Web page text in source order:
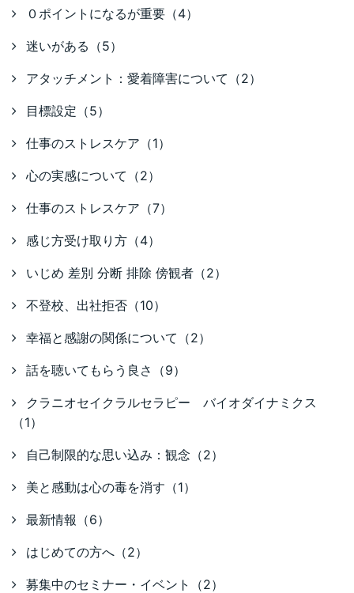
０ポイントになるが重要（4）
迷いがある（5）
アタッチメント：愛着障害について（2）
目標設定（5）
仕事のストレスケア（1）
心の実感について（2）
仕事のストレスケア（7）
感じ方受け取り方（4）
いじめ 差別 分断 排除 傍観者（2）
不登校、出社拒否（10）
幸福と感謝の関係について（2）
話を聴いてもらう良さ（9）
クラニオセイクラルセラピー バイオダイナミクス
（1）
自己制限的な思い込み：観念（2）
美と感動は心の毒を消す（1）
最新情報（6）
はじめての方へ（2）
募集中のセミナー・イベント（2）